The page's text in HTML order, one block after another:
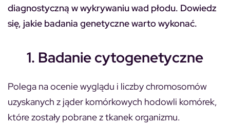
diagnostyczną w wykrywaniu wad płodu. Dowiedz
się, jakie badania genetyczne warto wykonać.
1. Badanie cytogenetyczne
Polega na ocenie wyglądu i liczby chromosomów
uzyskanych z jąder komórkowych hodowli komórek,
które zostały pobrane z tkanek organizmu.